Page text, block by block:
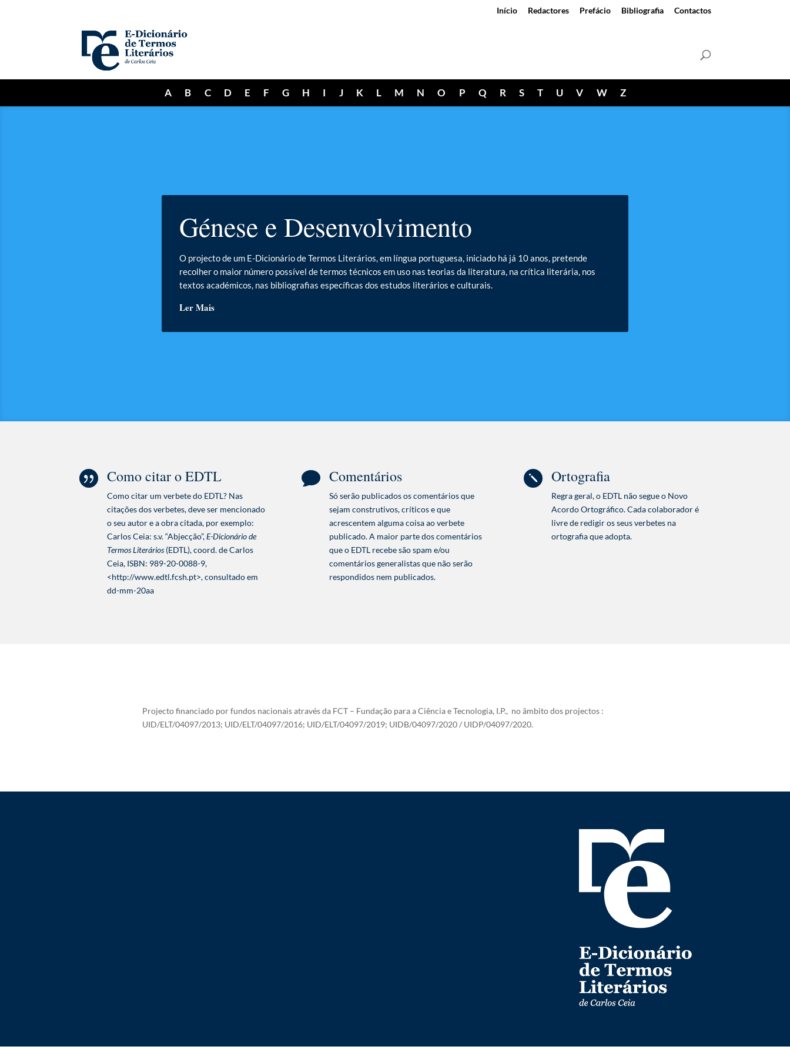
Início Redactores Prefácio Bibliografia Contactos
A B C D E F G H I J K L M N O P Q R S T U V W Z
Génese e Desenvolvimento
O projecto de um E-Dicionário de Termos Literários, em língua portuguesa, iniciado há já 10 anos, pretende
recolher o maior número possível de termos técnicos em uso nas teorias da literatura, na crítica literária, nos
textos académicos, nas bibliografias específicas dos estudos literários e culturais.
Ler Mais
 Como citar o EDTL
Como citar um verbete do EDTL? Nas
citações dos verbetes, deve ser mencionado
o seu autor e a obra citada, por exemplo:
Carlos Ceia: s.v. “Abjecção”,E-Dicionário de
Termos Literários(EDTL), coord. de Carlos
Ceia, ISBN: 989-20-0088-9,
<http://www.edtl.fcsh.pt>, consultado em
dd-mm-20aa
 Comentários
Só serão publicados os comentários que
sejam construtivos, críticos e que
acrescentem alguma coisa ao verbete
publicado. A maior parte dos comentários
que o EDTL recebe são spam e/ou
comentários generalistas que não serão
respondidos nem publicados.
j Ortografia
Regra geral, o EDTL não segue o Novo
Acordo Ortográfico. Cada colaborador é
livre de redigir os seus verbetes na
ortografia que adopta.
Projecto financiado por fundos nacionais através da FCT – Fundação para a Ciência e Tecnologia, I.P., no âmbito dos projectos :
UID/ELT/04097/2013; UID/ELT/04097/2016; UID/ELT/04097/2019; UIDB/04097/2020 / UIDP/04097/2020.